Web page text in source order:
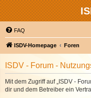
FAQ
ISDV-Homepage Foren
ISDV - Forum -
Mit dem Zugriff auf „ISDV -
dir und dem Betreiber ein